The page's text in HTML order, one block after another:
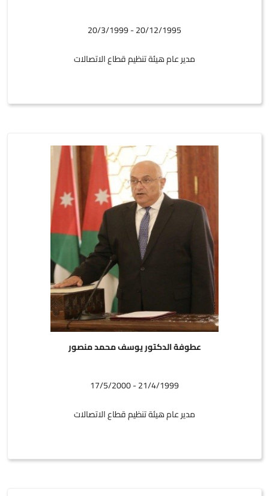
20/12/1995 - 20/3/1999
مدير عام هيئة تنظيم قطاع الاتصالات
عطوفة الدكتور يوسف محمد منصور
21/4/1999 - 17/5/2000
مدير عام هيئة تنظيم قطاع الاتصالات